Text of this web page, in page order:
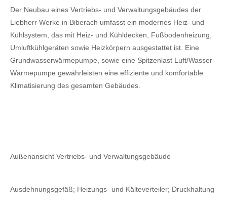
Der Neubau eines Vertriebs- und Verwaltungsgebäudes der
Liebherr Werke in Biberach umfasst ein modernes Heiz- und
Kühlsystem, das mit Heiz- und Kühldecken, Fußbodenheizung,
Umluftkühlgeräten sowie Heizkörpern ausgestattet ist. Eine
Grundwasserwärmepumpe, sowie eine Spitzenlast Luft/Wasser-
Wärmepumpe gewährleisten eine effiziente und komfortable
Klimatisierung des gesamten Gebäudes.
Außenansicht Vertriebs- und Verwaltungsgebäude
Ausdehnungsgefäß; Heizungs- und Kälteverteiler; Druckhaltung